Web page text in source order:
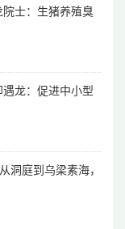
士：生猪养殖臭
遇龙：促进中小型
洞庭到乌梁素海，